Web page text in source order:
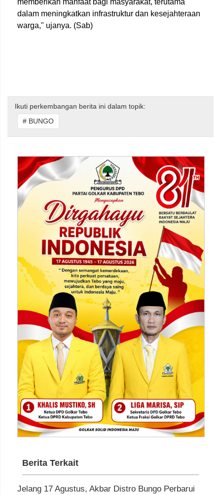
memberikan manfaat bagi masyarakat, terutama
dalam meningkatkan infrastruktur dan kesejahteraan
warga," ujanya. (Sab)
Ikuti perkembangan berita ini dalam topik:
# BUNGO
Berita Terkait
Jelang 17 Agustus, Akbar Distro Bungo Perbarui